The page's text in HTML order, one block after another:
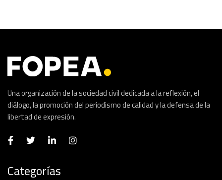
Una organización de la sociedad civil dedicada a la reflexión, el
diálogo, la promoción del periodismo de calidad y la defensa de la
libertad de expresión.
Categorías